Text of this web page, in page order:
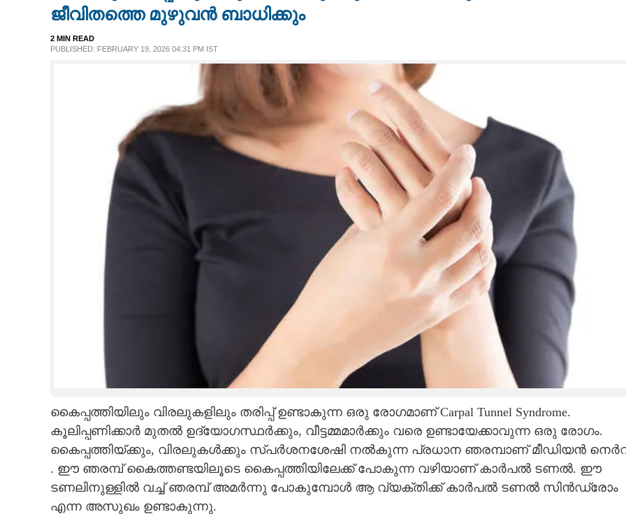
NEWS 360
CASE DIARY
CARTOONS
LITERATURE
ജീവിതത്തെ മുഴുവൻ ബാധിക്കും
2 MIN READ
PUBLISHED: FEBRUARY 19, 2026 04:31 PM IST
കൈപ്പത്തിയിലും വിരലുകളിലും തരിപ്പ് ഉണ്ടാകുന്ന ഒരു രോഗമാണ് Carpal Tunnel Syndrome.
കൂലിപ്പണിക്കാർ മുതൽ ഉദ്യോഗസ്ഥർക്കും, വീട്ടമ്മമാർക്കും വരെ ഉണ്ടായേക്കാവുന്ന ഒരു രോഗം.
കൈപ്പത്തിയ്ക്കും, വിരലുകൾക്കും സ്പർശനശേഷി നൽകുന്ന പ്രധാന ഞരമ്പാണ് മീഡിയൻ
. ഈ ഞരമ്പ് കൈത്തണ്ടയിലൂടെ കൈപ്പത്തിയിലേക്ക് പോകുന്ന വഴിയാണ് കാർപൽ ടണൽ. ഈ
ടണലിനുള്ളിൽ വച്ച് ഞരമ്പ് അമർന്നു പോകുമ്പോൾ ആ വ്യക്തിക്ക് കാർപൽ ടണൽ സിൻഡ്രോം
എന്ന അസുഖം ഉണ്ടാകുന്നു.